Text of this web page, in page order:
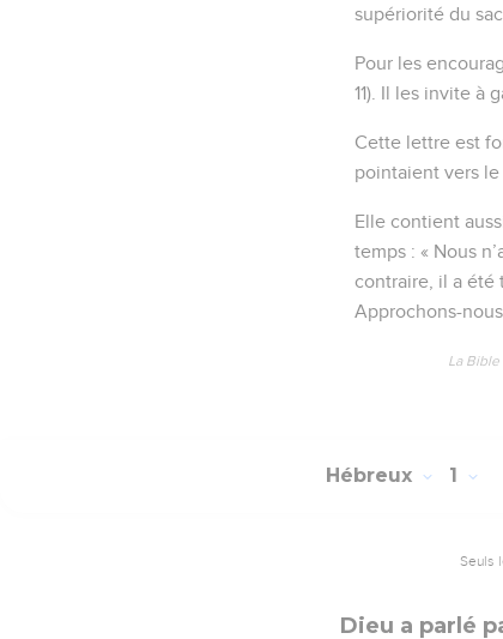
supériorité du
Pour les
11). Il les invite à
Cette lettre est
pointaient vers
Elle contient
temps : « Nous
contraire, il a été
Approchons-
La
Hébreux 1
Seuls
Dieu a parlé